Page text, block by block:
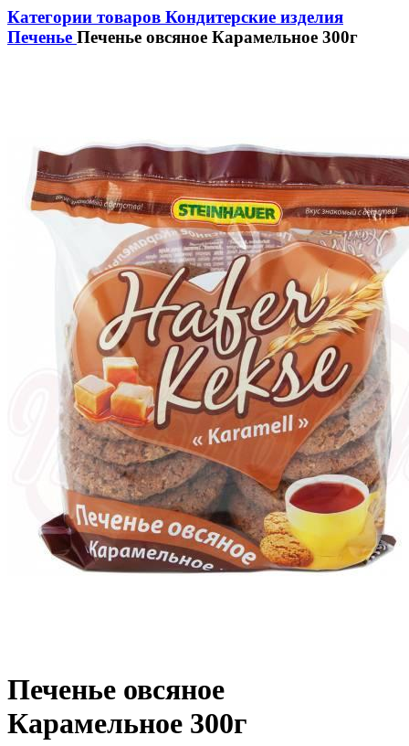
Категории товаров Кондитерские изделия
Печенье Печенье овсяное Карамельное 300г
Печенье овсяное
Карамельное 300г